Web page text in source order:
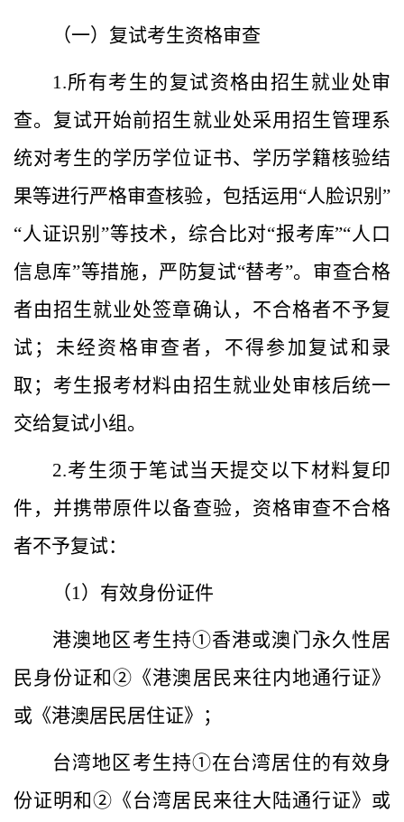
（一）复试考生资格审查
1.所有考生的复试资格由招生就业处审
查。复试开始前招生就业处采用招生管理系
统对考生的学历学位证书、学历学籍核验结
果等进行严格审查核验，包括运用“人脸识别”
“人证识别”等技术，综合比对“报考库”“人口
信息库”等措施，严防复试“替考”。审查合格
者由招生就业处签章确认，不合格者不予复
试；未经资格审查者，不得参加复试和录
取；考生报考材料由招生就业处审核后统一
交给复试小组。
2.考生须于笔试当天提交以下材料复印
件，并携带原件以备查验，资格审查不合格
者不予复试：
（1）有效身份证件
港澳地区考生持①香港或澳门永久性居
民身份证和②《港澳居民来往内地通行证》
或《港澳居民居住证》；
台湾地区考生持①在台湾居住的有效身
份证明和②《台湾居民来往大陆通行证》或